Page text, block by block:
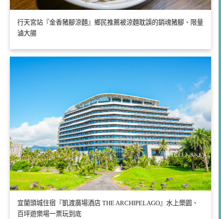
行天宮站『金香豬腳涼麵』鄉民推薦被涼麵耽誤的銷魂豬腳、限量
滷大腸
宜蘭頭城住宿『凱渡廣場酒店 THE ARCHIPELAGO』水上樂園、
百坪遊樂場一票玩到底